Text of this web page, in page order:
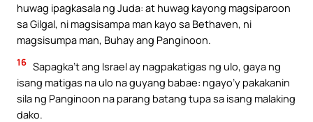
huwag ipagkasala ng Juda: at huwag kayong magsiparoon
sa Gilgal, ni magsisampa man kayo sa Bethaven, ni
magsisumpa man, Buhay ang Panginoon.
16 Sapagka’t ang Israel ay nagpakatigas ng ulo, gaya ng
isang matigas na ulo na guyang babae: ngayo’y pakakanin
sila ng Panginoon na parang batang tupa sa isang malaking
dako.